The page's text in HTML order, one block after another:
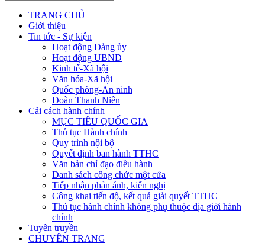
TRANG CHỦ
Giới thiệu
Tin tức - Sự kiện
Hoạt động Đảng ủy
Hoạt động UBND
Kinh tế-Xã hội
Văn hóa-Xã hội
Quốc phòng-An ninh
Đoàn Thanh Niên
Cải cách hành chính
MỤC TIÊU QUỐC GIA
Thủ tục Hành chính
Quy trình nội bộ
Quyết định ban hành TTHC
Văn bản chỉ đạo điều hành
Danh sách công chức một cửa
Tiếp nhận phản ánh, kiến nghị
Công khai tiến độ, kết quả giải quyết TTHC
Thủ tục hành chính không phụ thuộc địa giới hành
chính
Tuyên truyền
CHUYÊN TRANG